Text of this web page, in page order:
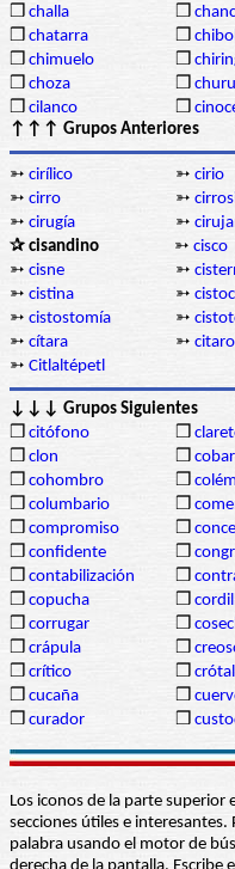
❒ challa ❒
❒ chatarra ❒
❒ chimuelo ❒
❒ choza ❒
❒ cilanco ❒
↑↑↑ Grupos Anteriores
➳ cirílico ➳ cirio
➳ cirro ➳
➳ cirugía ➳
✰ cisandino
➳ cisco
➳ cisne ➳
➳ cistina ➳
➳ cistostomía ➳
➳ cítara ➳
➳ Citlaltépetl
↓↓↓ Grupos Siguientes
❒ citófono ❒
❒ clon ❒
❒ cohombro ❒
❒ columbario ❒
❒ compromiso ❒
❒ confidente ❒
❒ contabilización ❒
❒ copucha ❒
❒ corrugar ❒
❒ crápula ❒
❒ crítico ❒
❒ cucaña ❒
❒ curador ❒
Los iconos de la parte superior
secciones útiles e
palabra usando el motor de